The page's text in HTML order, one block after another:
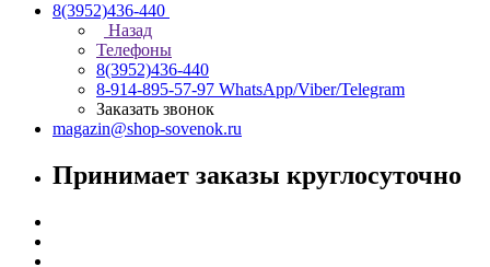
8(3952)436-440
Назад
Телефоны
8(3952)436-440
8-914-895-57-97 WhatsApp/Viber/Telegram
Заказать звонок
magazin@shop-sovenok.ru
Принимает заказы круглосуточно